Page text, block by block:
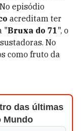
episódio
acreditam ter
"Bruxa do 71", o
No
como fruto da
das últimas
Mundo